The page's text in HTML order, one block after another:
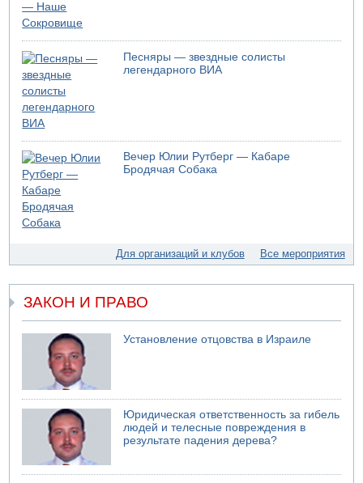
Песняры — звездные солисты
легендарного ВИА
Вечер Юлии Рутберг — Кабаре
Бродячая Собака
Для организаций и клубов Все мероприятия
ЗАКОН И ПРАВО
Установление отцовства в Израиле
Юридическая ответственность за гибель
людей и телесные повреждения в
результате падения дерева?